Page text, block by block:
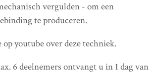
vergulden - om een
te produceren.
youtube over deze techniek.
6 deelnemers ontvangt u in 1 dag van